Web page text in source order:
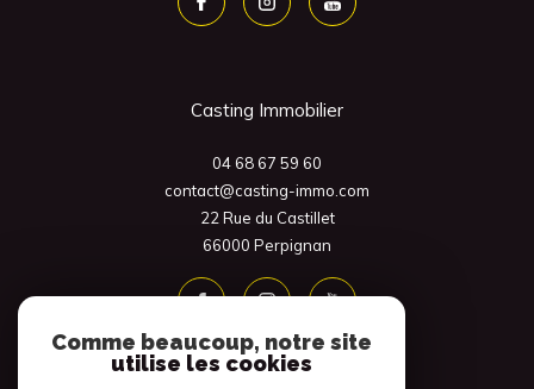
Casting Immobilier
04 68 67 59 60
contact@casting-immo.com
22 Rue du Castillet
66000
Perpignan
Comme beaucoup, notre site
utilise les cookies